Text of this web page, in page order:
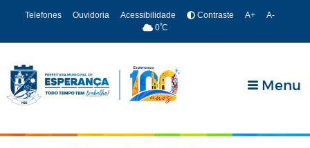
Telefones Ouvidoria Acessibilidade Contraste A+
A-
0ºC
Menu